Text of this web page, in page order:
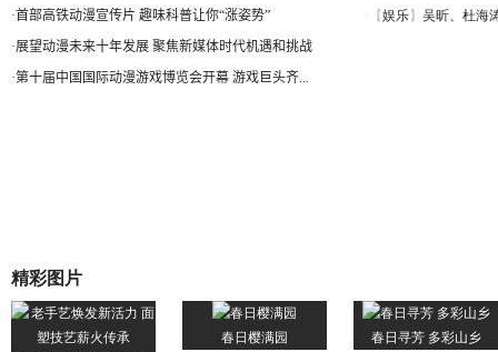
·首部高铁动漫宣传片 趣味科普让你“涨姿势”
·展望动漫未来十年发展 聚焦新媒体时代机遇和挑战
·第十届中国国际动漫游戏博览会开幕 游戏巨头齐...